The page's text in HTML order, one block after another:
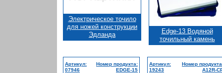
Электрическое точило
для ножей конструкции
Эдланда
Edge-13 Водяной
точильный камень
Артикул:
07946
Номер продукта:
EDGE-15
Артикул:
19243
Номер
A12R-